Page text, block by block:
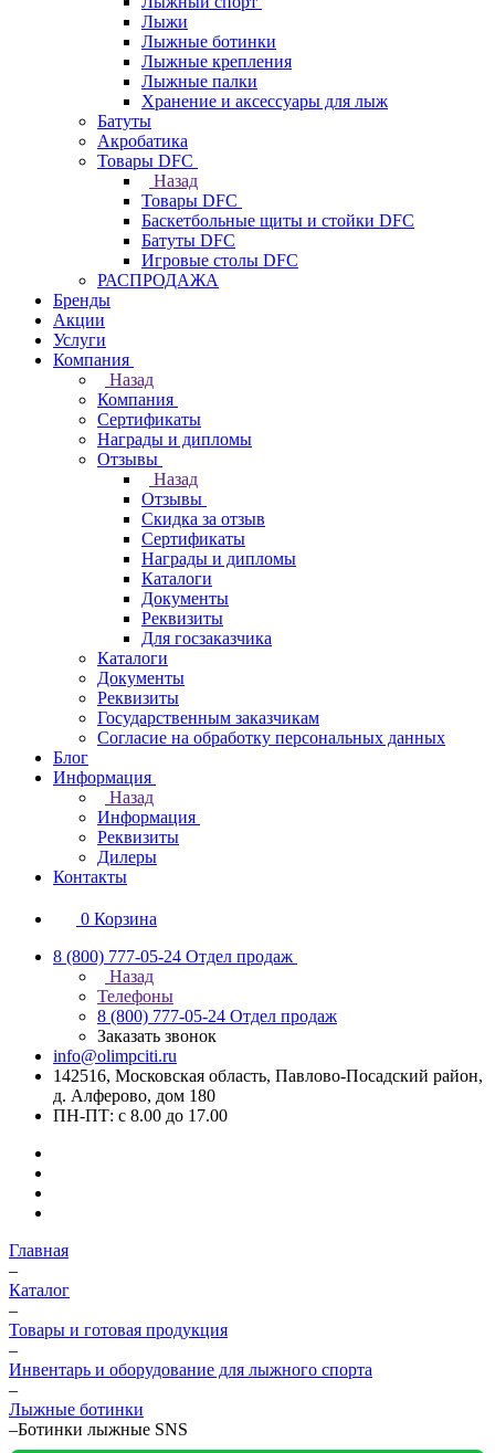
Лыжи
Лыжные ботинки
Лыжные крепления
Лыжные палки
Хранение и аксессуары для лыж
Батуты
Акробатика
Товары DFC
Назад
Товары DFC
Баскетбольные щиты и стойки DFC
Батуты DFC
Игровые столы DFC
РАСПРОДАЖА
Бренды
Акции
Услуги
Компания
Назад
Компания
Сертификаты
Награды и дипломы
Отзывы
Назад
Отзывы
Скидка за отзыв
Сертификаты
Награды и дипломы
Каталоги
Документы
Реквизиты
Для госзаказчика
Каталоги
Документы
Реквизиты
Государственным заказчикам
Согласие на обработку персональных данных
Блог
Информация
Назад
Информация
Реквизиты
Дилеры
Контакты
0 Корзина
8 (800) 777-05-24 Отдел продаж
Назад
Телефоны
8 (800) 777-05-24 Отдел продаж
Заказать звонок
info@olimpciti.ru
142516, Московская область, Павлово-Посадский район,
д. Алферово, дом 180
ПН-ПТ: с 8.00 до 17.00
Главная
–
Каталог
–
Товары и готовая продукция
–
Инвентарь и оборудование для лыжного спорта
–
Лыжные ботинки
–Ботинки лыжные SNS